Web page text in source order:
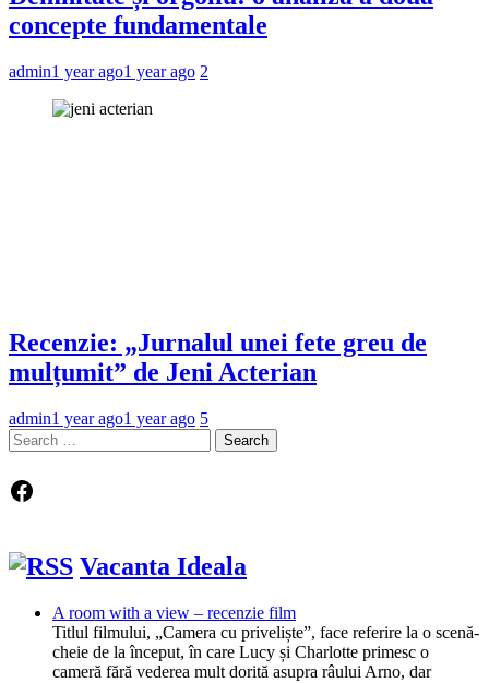
concepte fundamentale
admin1 year ago1 year ago 2
Recenzie: „Jurnalul unei fete greu de
mulțumit” de Jeni Acterian
admin1 year ago1 year ago 5
Search
for:
Facebook
Vacanta Ideala
A room with a view – recenzie film
Titlul filmului, „Camera cu priveliște”, face referire la o scenă-
cheie de la început, în care Lucy și Charlotte primesc o
cameră fără vederea mult dorită asupra râului Arno, dar